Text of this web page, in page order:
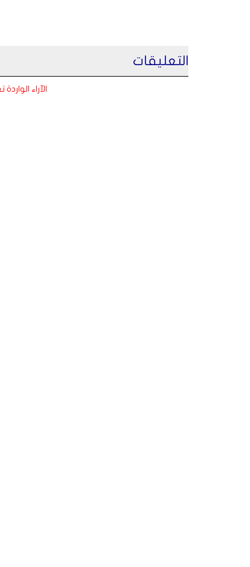
التعليقات
الآراء